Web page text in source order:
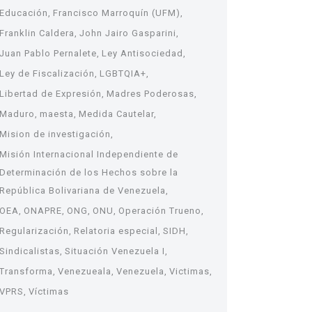
Educación
Francisco Marroquín (UFM)
Franklin Caldera
John Jairo Gasparini
Juan Pablo Pernalete Ley Antisociedad
Ley de Fiscalización
LGBTQIA+
Libertad de Expresión
Madres Poderosas
Maduro
maesta
Medida Cautelar
Mision de investigación
Misión Internacional Independiente de
Determinación de los Hechos sobre la
República Bolivariana de Venezuela
OEA ONAPRE ONG ONU
Operación Trueno
Regularización
Relatoria especial
SIDH
Sindicalistas Situación Venezuela I
Transforma
Venezueala Venezuela
Victimas
VPRS
Víctimas